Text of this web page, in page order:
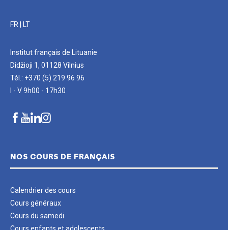
FR LT
Institut français de Lituanie
Didžioji 1, 01128 Vilnius
Tél.: +370 (5) 219 96 96
I - V 9h00 - 17h30
NOS COURS DE FRANÇAIS
Calendrier des cours
Cours généraux
Cours du samedi